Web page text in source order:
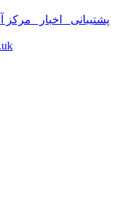
پشتیبانی اخبار مرکز